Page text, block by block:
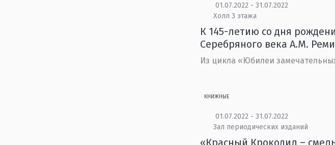
01.07.2022 - 31.07.2022
Холл 3 этажа
К 145-летию со дня
Серебряного века А.М.
Из цикла «Юбилеи
КНИЖНЫЕ
01.07.2022 - 31.07.2022
Зал периодических изданий
«Красный Крокодил –